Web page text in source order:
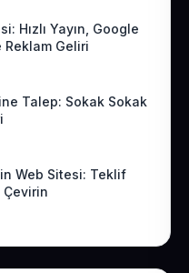
Hızlı Yayın, Google
Reklam Geliri
Talep: Sokak Sokak
Web Sitesi: Teklif